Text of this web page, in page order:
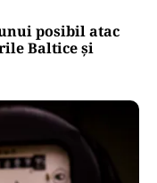
posibil atac
Baltice și